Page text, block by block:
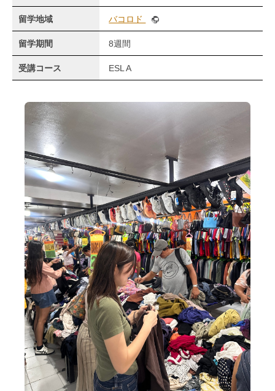
留学地域 バコロド
留学期間 8週間
受講コース ESL A